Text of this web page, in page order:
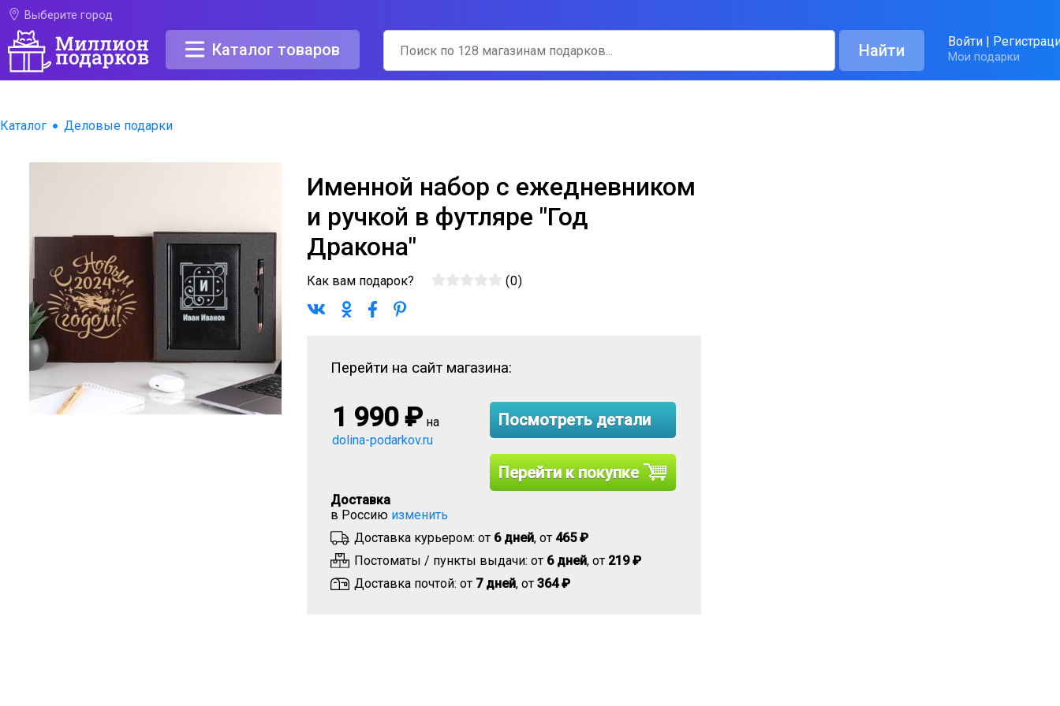
Выберите город
Каталог товаров Войти |
Мои подарки
Каталог Деловые подарки
Именной набор с ежедневником
и ручкой в футляре "Год
Дракона"
Как вам подарок? (0)
Перейти на сайт магазина:
1 990 ₽ на
dolina-podarkov.ru
Посмотреть детали
Перейти к покупке
Доставка
в Россию изменить
Доставка курьером: от 6 дней, от 465 ₽
Постоматы / пункты выдачи: от 6 дней, от 219 ₽
Доставка почтой: от 7 дней, от 364 ₽